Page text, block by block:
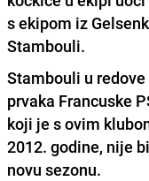
s ekipom iz
Stambouli.
Stambouli u
prvaka Francuske
koji je s ovim
2012. godine, nije
novu sezonu.